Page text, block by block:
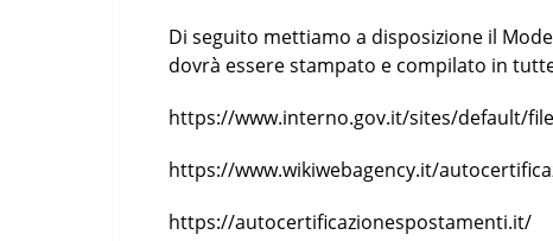
Di seguito mettiamo a disposizione il
dovrà essere stampato e compilato in
https://www.interno.gov.it/sites/default/
https://www.wikiwebagency.it/
https://autocertificazionespostamenti.it/